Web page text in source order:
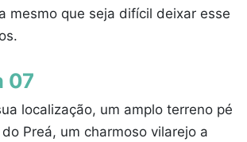
mesmo que seja difícil deixar esse
07
localização, um amplo terreno pé
Preá, um charmoso vilarejo a